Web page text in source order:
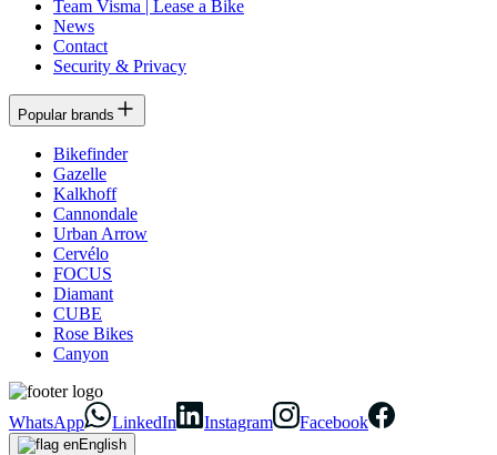
Team Visma | Lease a Bike
News
Contact
Security & Privacy
Popular brands
Bikefinder
Gazelle
Kalkhoff
Cannondale
Urban Arrow
Cervélo
FOCUS
Diamant
CUBE
Rose Bikes
Canyon
WhatsApp LinkedIn Instagram Facebook
English